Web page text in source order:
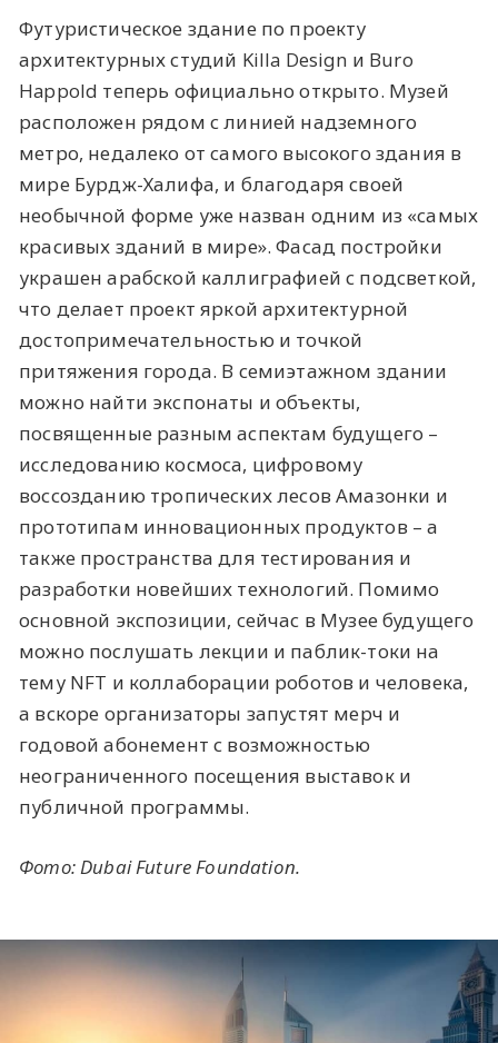
Футуристическое здание по проекту
архитектурных студий Killa Design и Buro
Happold теперь официально открыто. Музей
расположен рядом с линией надземного
метро, недалеко от самого высокого здания в
мире Бурдж-Халифа, и благодаря своей
необычной форме уже назван одним из «самых
красивых зданий в мире». Фасад постройки
украшен арабской каллиграфией с подсветкой,
что делает проект яркой архитектурной
достопримечательностью и точкой
притяжения города. В семиэтажном здании
можно найти экспонаты и объекты,
посвященные разным аспектам будущего –
исследованию космоса, цифровому
воссозданию тропических лесов Амазонки и
прототипам инновационных продуктов – а
также пространства для тестирования и
разработки новейших технологий. Помимо
основной экспозиции, сейчас в Музее будущего
можно послушать лекции и паблик-токи на
тему NFT и коллаборации роботов и человека,
а вскоре организаторы запустят мерч и
годовой абонемент с возможностью
неограниченного посещения выставок и
публичной программы.
Фото: Dubai Future Foundation.